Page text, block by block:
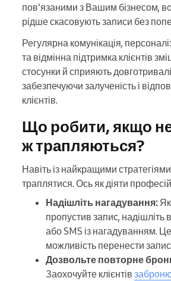
пов’язаними з Вашим бізнесом,
рідше скасовують записи без
Регулярна комунікація,
та відмінна підтримка клієнтів
стосунки й сприяють
забезпечуючи залученість і
клієнтів.
Що робити, якщо
ж трапляються?
Навіть із найкращими
траплятися. Ось як діяти
Надішліть нагадування:
пропустив запис, надішліть
або SMS із нагадуванням. Це
можливість перенести
Дозвольте повторне
Заохочуйте клієнтів